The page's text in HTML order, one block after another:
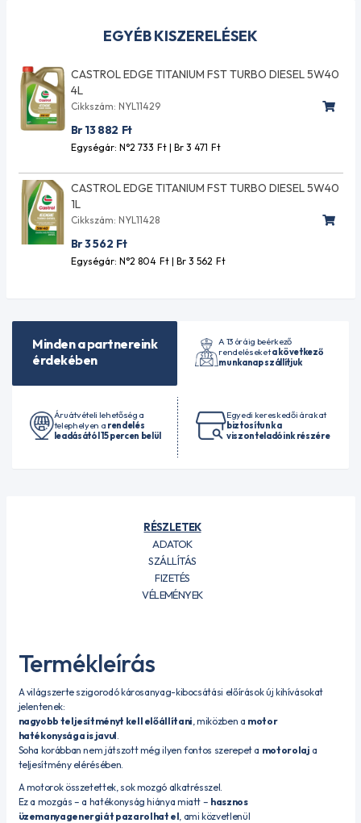
EGYÉB KISZERELÉSEK
CASTROL EDGE TITANIUM FST TURBO DIESEL 5W40
4L
Cikkszám: NYL11429
Br 13 882 Ft
Egységár: N°2 733 Ft| Br 3 471 Ft
CASTROL EDGE TITANIUM FST TURBO DIESEL 5W40
1L
Cikkszám: NYL11428
Br 3 562 Ft
Egységár: N°2 804 Ft| Br 3 562 Ft
Minden a partnereink
érdekében
A 13 óráig beérkező
rendeléseketa következő
munkanap szállítjuk
Áruátvételi lehetőség a
telephelyen a rendelés
leadásától 15 percen belül
Egyedi kereskedői árakat
biztosítunk a
viszonteladóink részére
RÉSZLETEK
ADATOK
SZÁLLÍTÁS
FIZETÉS
VÉLEMÉNYEK
Termékleírás
A világszerte szigorodó károsanyag-kibocsátási előírások új kihívásokat
jelentenek:
nagyobb teljesítményt kell előállítani, miközben a motor
hatékonysága is javul.
Soha korábban nem játszott még ilyen fontos szerepet a motorolaj a
teljesítmény elérésében.
A motorok összetettek, sok mozgó alkatrésszel.
Ez a mozgás – a hatékonyság hiánya miatt – hasznos
üzemanyagenergiát pazarolhat el, ami közvetlenül